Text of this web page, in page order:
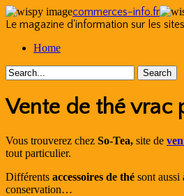
commerces-info.fr
Le magazine d'information sur les
Skip
content
Home
Vente de thé vrac
Vous trouverez chez So-Tea, site de
tout particulier.
Différents accessoires de thé sont aussi
conservation…